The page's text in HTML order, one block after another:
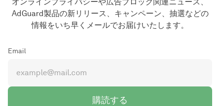
AdGuard製品の新リリース、キャンペーン、抽選などの
情報をいち早くメールでお届けいたします。
Email
購読する